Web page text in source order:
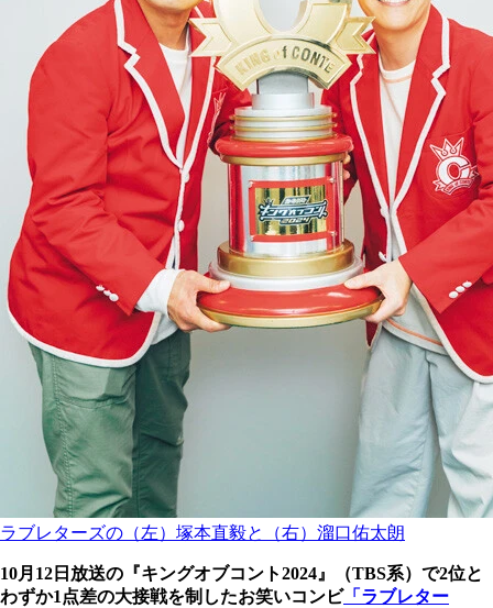
ラブレターズの（左）塚本直毅と（右）溜口佑太朗
10月12日放送の『キングオブコント2024』（TBS系）で2位と
わずか1点差の大接戦を制したお笑いコンビ「ラブレター